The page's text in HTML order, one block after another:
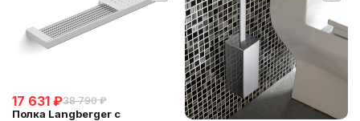
17 631 ₽38 790 ₽
Полка Langberger с